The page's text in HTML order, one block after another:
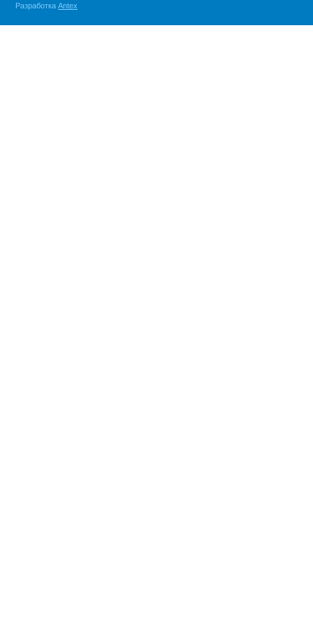
Разработка Antex